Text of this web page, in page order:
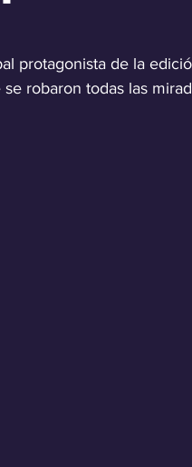
protagonista de la
robaron todas las